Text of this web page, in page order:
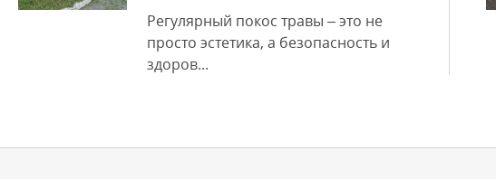
Регулярный покос травы – это не
просто эстетика, а безопасность и
здоров...